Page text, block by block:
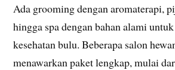
Ada grooming dengan aromaterapi,
hingga spa dengan bahan alami
kesehatan bulu. Beberapa salon
menawarkan paket lengkap, mulai